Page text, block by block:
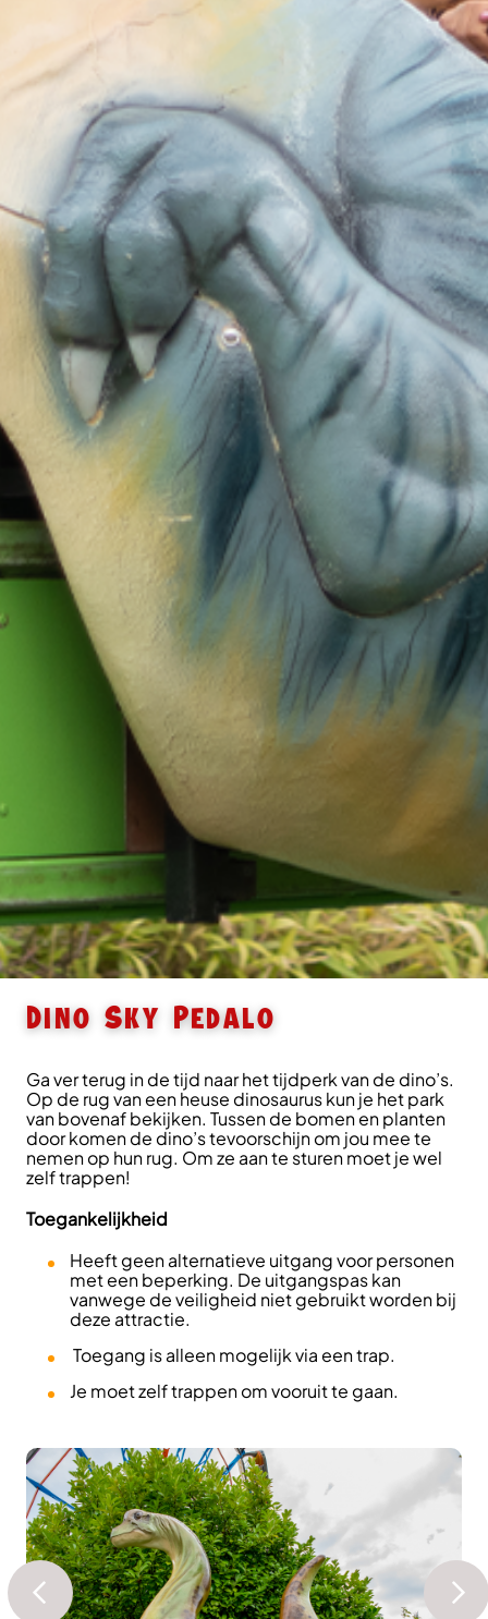
Dino Sky Pedalo
Ga ver terug in de tijd naar het tijdperk van de dino’s.
Op de rug van een heuse dinosaurus kun je het park
van bovenaf bekijken. Tussen de bomen en planten
door komen de dino’s tevoorschijn om jou mee te
nemen op hun rug. Om ze aan te sturen moet je wel
zelf trappen!
Toegankelijkheid
Heeft geen alternatieve uitgang voor personen
met een beperking. De uitgangspas kan
vanwege de veiligheid niet gebruikt worden bij
deze attractie.
Toegang is alleen mogelijk via een trap.
Je moet zelf trappen om vooruit te gaan.